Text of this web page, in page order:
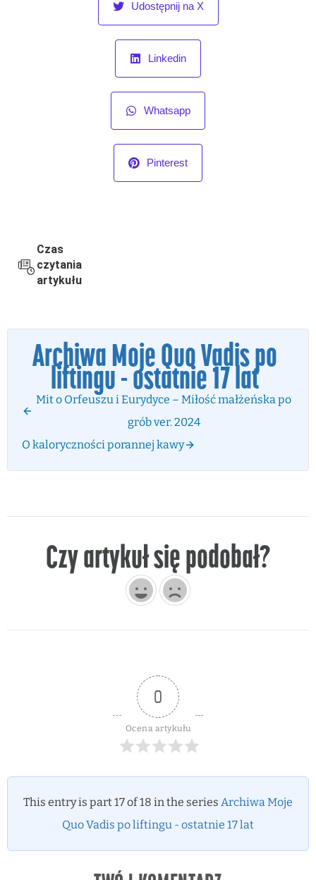
Udostępnij na X
Linkedin
Whatsapp
Pinterest
Czas
czytania
artykułu
Archiwa Moje Quo Vadis po
liftingu - ostatnie 17 lat
Mit o Orfeuszu i Eurydyce – Miłość małżeńska po
grób ver. 2024
O kaloryczności porannej kawy
Czy artykuł się podobał?
0
Ocena artykułu
This entry is part 17 of 18 in the series Archiwa Moje
Quo Vadis po liftingu - ostatnie 17 lat